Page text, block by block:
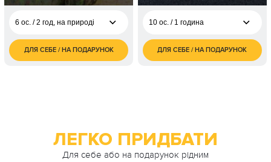
6 ос. / 2 год, на природі
6 ос. / 2 год, на
природі
грн
ДЛЯ СЕБЕ / НА ПОДАРУНОК
10 ос. / 1 година
2 000
грн
ДЛЯ СЕБЕ / НА ПОДАРУНОК
ЛЕГКО ПРИДБАТИ
Для себе або на подарунок рідним